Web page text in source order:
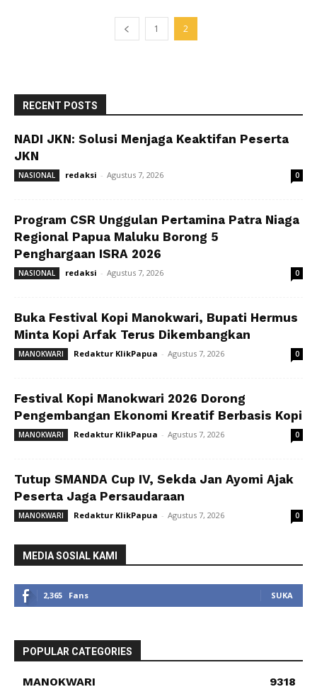
1 2
RECENT POSTS
NADI JKN: Solusi Menjaga Keaktifan Peserta
JKN
NASIONAL redaksi - Agustus 7, 2026 0
Program CSR Unggulan Pertamina Patra Niaga
Regional Papua Maluku Borong 5
Penghargaan ISRA 2026
NASIONAL redaksi - Agustus 7, 2026 0
Buka Festival Kopi Manokwari, Bupati Hermus
Minta Kopi Arfak Terus Dikembangkan
MANOKWARI Redaktur KlikPapua - Agustus 7, 2026 0
Festival Kopi Manokwari 2026 Dorong
Pengembangan Ekonomi Kreatif Berbasis Kopi
MANOKWARI Redaktur KlikPapua - Agustus 7, 2026 0
Tutup SMANDA Cup IV, Sekda Jan Ayomi Ajak
Peserta Jaga Persaudaraan
MANOKWARI Redaktur KlikPapua - Agustus 7, 2026 0
MEDIA SOSIAL KAMI
2,365 Fans SUKA
POPULAR CATEGORIES
MANOKWARI
9318